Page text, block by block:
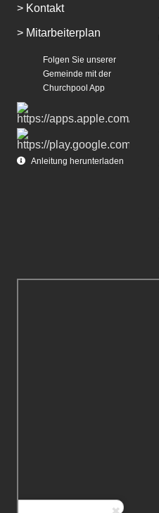
> Kontakt
> Mitarbeiterplan
Folgen Sie unserer
Gemeinde mit der
Churchpool App
Anleitung herunterladen